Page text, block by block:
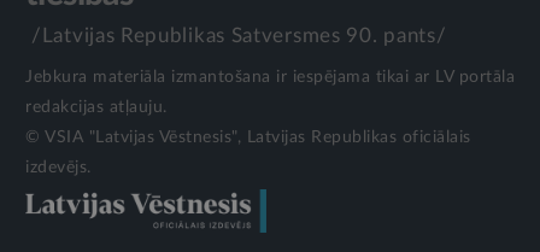
/Latvijas Republikas Satversmes 90. pants/
Jebkura materiāla izmantošana ir iespējama tikai ar LV portāla
redakcijas atļauju.
© VSIA "Latvijas Vēstnesis", Latvijas Republikas oficiālais
izdevējs.